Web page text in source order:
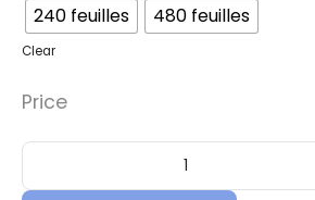
240 feuilles
480 feuilles
Clear
Price
quantité de Feuille Papier de Soie -